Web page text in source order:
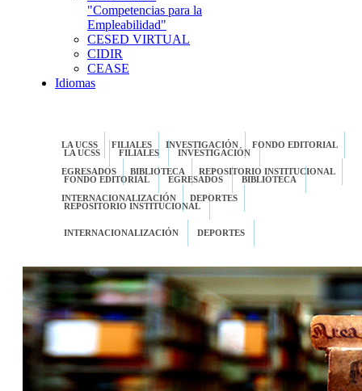
"Competencias para la
Empleabilidad"
CESED VIRTUAL
CIDIR
CEASE
Idiomas
LA UCSS FILIALES INVESTIGACIÓN FONDO EDITORIAL
EGRESADOS BIBLIOTECA REPOSITORIO INSTITUCIONAL
INTERNACIONALIZACIÓN DEPORTES
LA UCSS FILIALES INVESTIGACIÓN
FONDO EDITORIAL EGRESADOS BIBLIOTECA
REPOSITORIO INSTITUCIONAL
INTERNACIONALIZACIÓN DEPORTES